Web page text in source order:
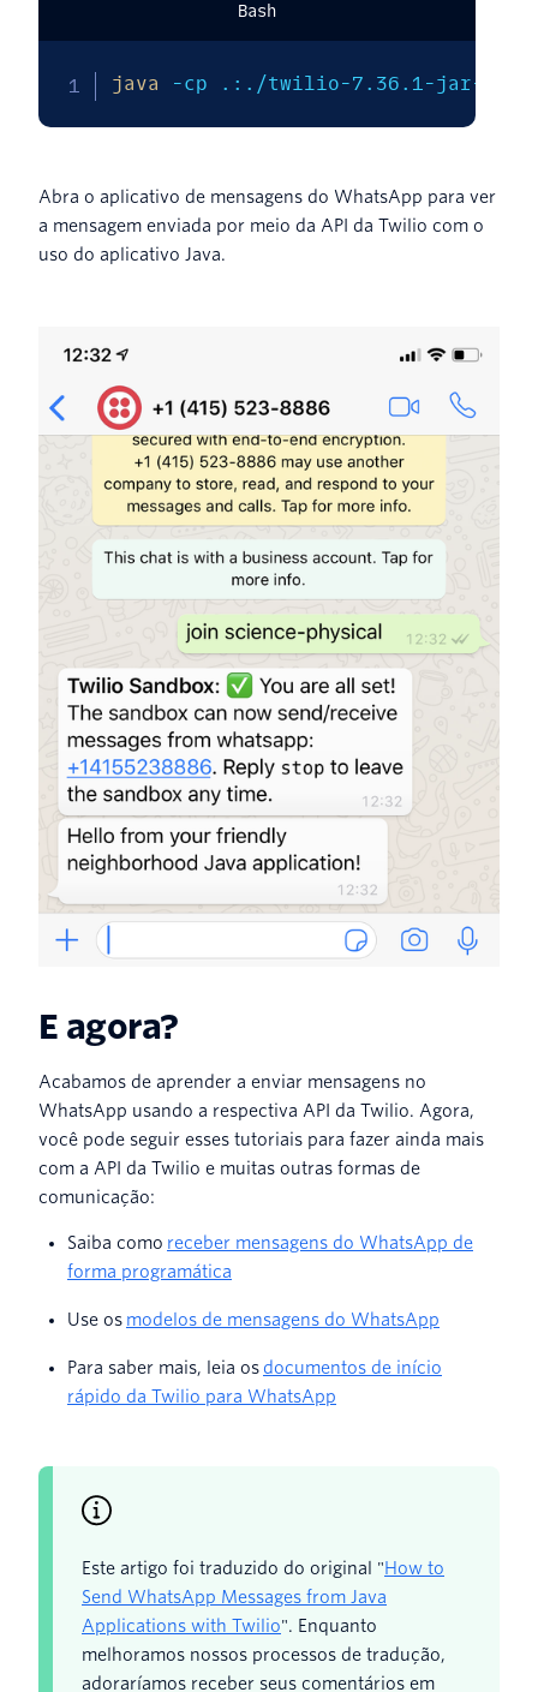
Bash
java -cp .:./twilio-7.36.1-jar-with-
Abra o aplicativo de mensagens do WhatsApp para ver
a mensagem enviada por meio da API da Twilio com o
uso do aplicativo Java.
E agora?
Acabamos de aprender a enviar mensagens no
WhatsApp usando a respectiva API da Twilio. Agora,
você pode seguir esses tutoriais para fazer ainda mais
com a API da Twilio e muitas outras formas de
comunicação:
Saiba como receber mensagens do WhatsApp de
forma programática
Use os modelos de mensagens do WhatsApp
Para saber mais, leia os documentos de início
rápido da Twilio para WhatsApp
Este artigo foi traduzido do original "How to
Send WhatsApp Messages from Java
Applications with Twilio". Enquanto
melhoramos nossos processos de tradução,
adoraríamos receber seus comentários em